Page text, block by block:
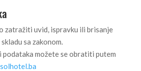
zatražiti uvid, ispravku ili brisanje
sa zakonom.
podataka možete se obratiti putem